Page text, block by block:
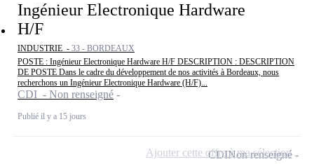
Ingénieur Electronique Hardware
H/F
INDUSTRIE - 33 - BORDEAUX
POSTE : Ingénieur Electronique Hardware H/F DESCRIPTION : DESCRIPTION
DE POSTE Dans le cadre du développement de nos activités à Bordeaux, nous
recherchons un Ingénieur Electronique Hardware (H/F)...
CDI - Non renseigné
Publié il y a 15 jours
CDINon renseigné
Ajouter cette offre à ma sélection